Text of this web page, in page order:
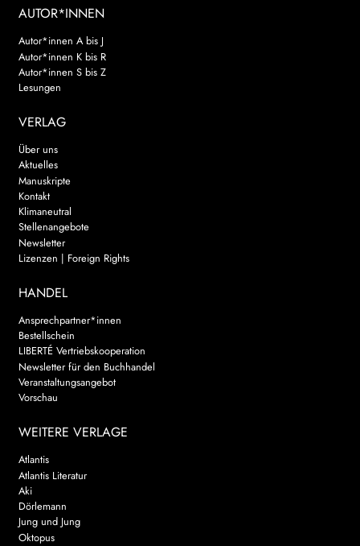
AUTOR*INNEN
Autor*innen A bis J
Autor*innen K bis R
Autor*innen S bis Z
Lesungen
VERLAG
Über uns
Aktuelles
Manuskripte
Kontakt
Klimaneutral
Stellenangebote
Newsletter
Lizenzen | Foreign Rights
HANDEL
Ansprechpartner*innen
Bestellschein
LIBERTÉ Vertriebskooperation
Newsletter für den Buchhandel
Veranstaltungsangebot
Vorschau
WEITERE VERLAGE
Atlantis
Atlantis Literatur
Aki
Dörlemann
Jung und Jung
Oktopus